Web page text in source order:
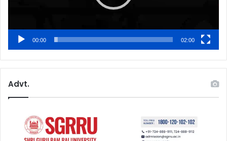
00:00 02:00
Advt.